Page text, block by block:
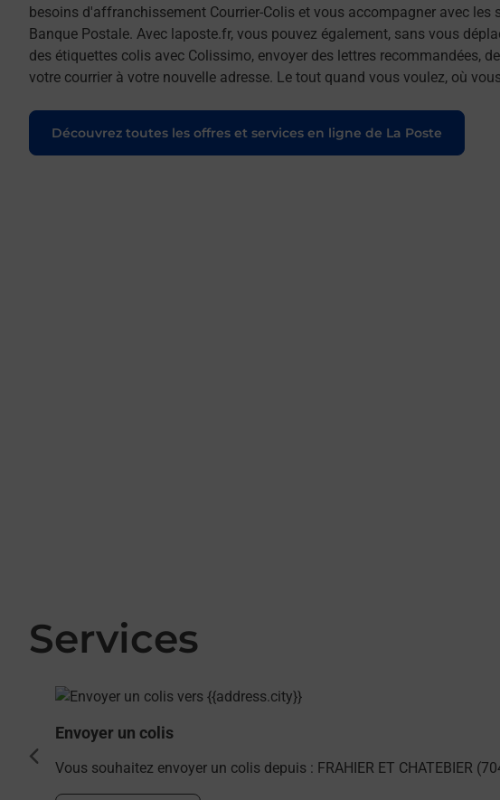
besoins d'affranchissement Courrier-Colis et vous accompagner avec les
Banque Postale. Avec laposte.fr, vous pouvez également, sans vous
des étiquettes colis avec Colissimo, envoyer des lettres recommandées,
votre courrier à votre nouvelle adresse. Le tout quand vous voulez, où
Découvrez toutes les offres et services en ligne de La Poste
Services
En savoir plus
Envoyer un colis
Vous souhaitez envoyer un colis depuis : FRAHIER ET CHATEBIER